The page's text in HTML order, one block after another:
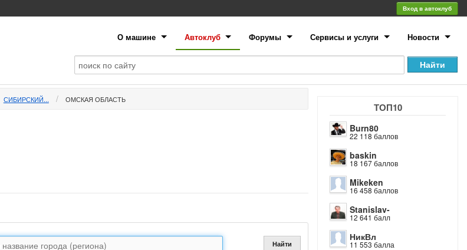
Вход в автоклуб
О машине Автоклуб Форумы Сервисы и услуги Новости
ТОП10
Burn80
22 118 баллов
baskin
18 167 баллов
Mikeken
16 458 баллов
Stanislav-
12 641 балл
НикВл
11 553 балла
СИБИРСКИЙ... ОМСКАЯ ОБЛАСТЬ
Найти